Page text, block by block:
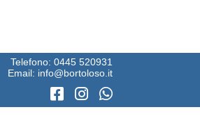
Telefono: 0445 520931
Email: info@bortoloso.it